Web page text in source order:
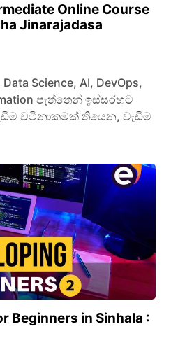
Online Course
Jinarajadasa
Science, AI, DevOps,
පැත්තෙන් ඉස්සරහට
වටිනාකමක් තියෙන, වැඩිම
Beginners in Sinhala :